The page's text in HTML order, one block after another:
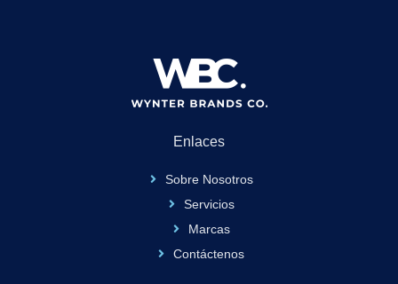
Enlaces
Sobre Nosotros
Servicios
Marcas
Contáctenos